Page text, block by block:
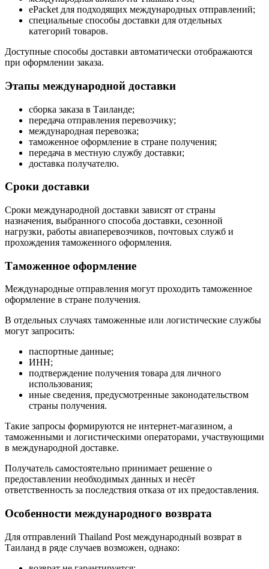
ePacket для подходящих международных отправлений;
специальные способы доставки для отдельных
категорий товаров.
Доступные способы доставки автоматически отображаются
при оформлении заказа.
Этапы международной доставки
сборка заказа в Таиланде;
передача отправления перевозчику;
международная перевозка;
таможенное оформление в стране получения;
передача в местную службу доставки;
доставка получателю.
Сроки доставки
Сроки международной доставки зависят от страны
назначения, выбранного способа доставки, сезонной
нагрузки, работы авиаперевозчиков, почтовых служб и
прохождения таможенного оформления.
Таможенное оформление
Международные отправления могут проходить таможенное
оформление в стране получения.
В отдельных случаях таможенные или логистические службы
могут запросить:
паспортные данные;
ИНН;
подтверждение получения товара для личного
использования;
иные сведения, предусмотренные законодательством
страны получения.
Такие запросы формируются не интернет-магазином, а
таможенными и логистическими операторами, участвующими
в международной доставке.
Получатель самостоятельно принимает решение о
предоставлении необходимых данных и несёт
ответственность за последствия отказа от их предоставления.
Особенности международного возврата
Для отправлений Thailand Post международный возврат в
Таиланд в ряде случаев возможен, однако: